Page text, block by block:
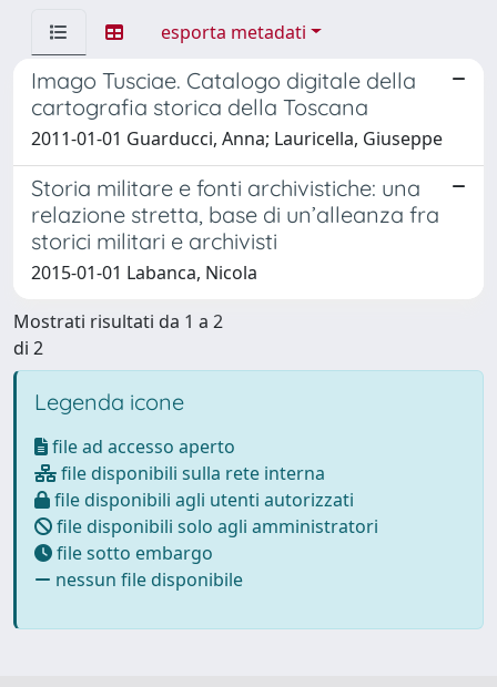
esporta metadati
Imago Tusciae. Catalogo digitale della
cartografia storica della Toscana
2011-01-01 Guarducci, Anna; Lauricella, Giuseppe
Storia militare e fonti archivistiche: una
relazione stretta, base di un’alleanza fra
storici militari e archivisti
2015-01-01 Labanca, Nicola
Mostrati risultati da 1 a 2
di 2
Legenda icone
file ad accesso aperto
file disponibili sulla rete interna
file disponibili agli utenti autorizzati
file disponibili solo agli amministratori
file sotto embargo
nessun file disponibile